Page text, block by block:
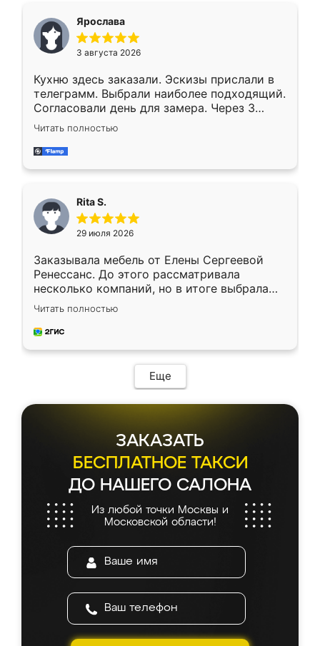
Ярослава
3 августа 2026
Кухню здесь заказали. Эскизы прислали в
телеграмм. Выбрали наиболее подходящий.
Согласовали день для замера. Через 3
недели кухня была уже готова. Остались
довольны работой. Спасибо Ренессанс
мебель за качественную работу!
Читать полностью
Rita S.
29 июля 2026
Заказывала мебель от Елены Сергеевой
Ренессанс. До этого рассматривала
несколько компаний, но в итоге выбрала
эту. Сначала обговорили условия, потом
приехал замерщик, всё спокойно объяснил
и снял размеры. Изготовили в срок, с
мебель сразу встала на свое место без
каких-либо доработок. Качеством осталась
довольна, все выглядит так, как и ожидала.
Читать полностью
Еще
ЗАКАЗАТЬ
БЕСПЛАТНОЕ ТАКСИ
ДО НАШЕГО САЛОНА
Из любой точки Москвы и
Московской области!